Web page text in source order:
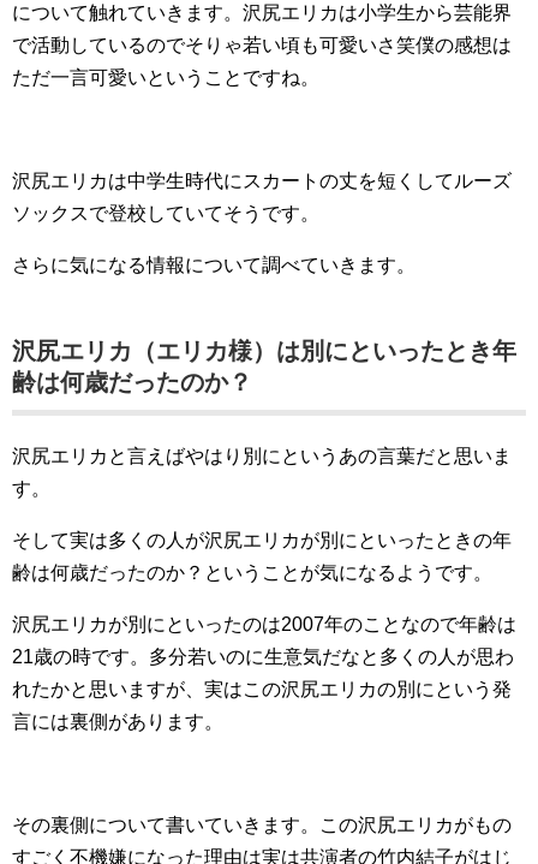
について触れていきます。沢尻エリカは小学生から芸能界
で活動しているのでそりゃ若い頃も可愛いさ笑僕の感想は
ただ一言可愛いということですね。
沢尻エリカは中学生時代にスカートの丈を短くしてルーズ
ソックスで登校していてそうです。
さらに気になる情報について調べていきます。
沢尻エリカ（エリカ様）は別にといったとき年
齢は何歳だったのか？
沢尻エリカと言えばやはり別にというあの言葉だと思いま
す。
そして実は多くの人が沢尻エリカが別にといったときの年
齢は何歳だったのか？ということが気になるようです。
沢尻エリカが別にといったのは2007年のことなので年齢は
21歳の時です。多分若いのに生意気だなと多くの人が思わ
れたかと思いますが、実はこの沢尻エリカの別にという発
言には裏側があります。
その裏側について書いていきます。この沢尻エリカがもの
すごく不機嫌になった理由は実は共演者の竹内結子がはじ